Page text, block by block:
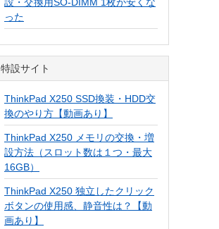
った
特設サイト
ThinkPad X250 SSD換装・HDD交
換のやり方【動画あり】
ThinkPad X250 メモリの交換・増
設方法（スロット数は１つ・最大
16GB）
ThinkPad X250 独立したクリック
ボタンの使用感、静音性は？【動
画あり】